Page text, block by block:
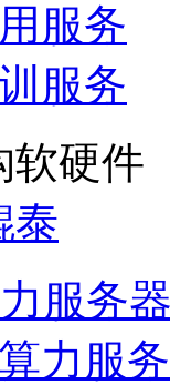
服务
服务
软硬件
泰
服务器
力服